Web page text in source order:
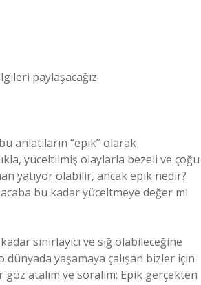
paylaşacağız.
anlatıların “epik” olarak
yüceltilmiş olaylarla bezeli ve çoğu
yatıyor olabilir, ancak epik nedir?
bu kadar yüceltmeye değer mi
sınırlayıcı ve sığ olabileceğine
yaşamaya çalışan bizler için
atalım ve soralım: Epik gerçekten